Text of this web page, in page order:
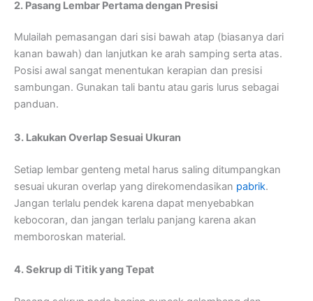
2. Pasang Lembar Pertama dengan Presisi
Mulailah pemasangan dari sisi bawah atap (biasanya dari
kanan bawah) dan lanjutkan ke arah samping serta atas.
Posisi awal sangat menentukan kerapian dan presisi
sambungan. Gunakan tali bantu atau garis lurus sebagai
panduan.
3. Lakukan Overlap Sesuai Ukuran
Setiap lembar genteng metal harus saling ditumpangkan
sesuai ukuran overlap yang direkomendasikan pabrik.
Jangan terlalu pendek karena dapat menyebabkan
kebocoran, dan jangan terlalu panjang karena akan
memboroskan material.
4. Sekrup di Titik yang Tepat